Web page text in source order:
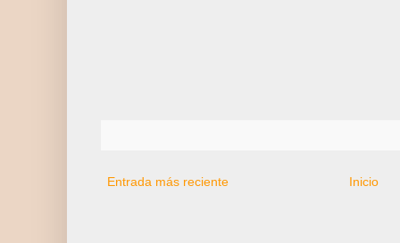
Entrada más reciente Inicio